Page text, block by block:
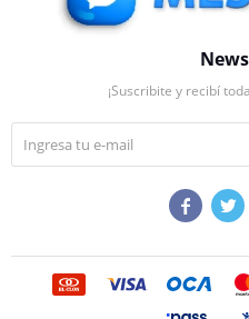
¡Suscribite y recibí
 